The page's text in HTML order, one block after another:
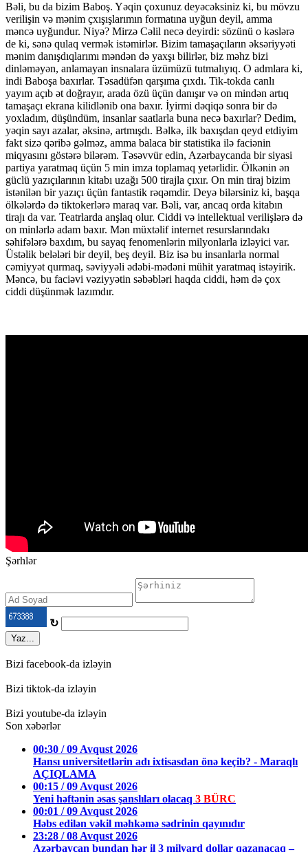
Bəli, bu da bizim Baboş. Yəqin çoxunuz deyəcəksiniz ki, bu mövzu
verilişin və mənim çxışışlarımın formatına uyğun deyil, amma
məncə uyğundur. Niyə? Mirzə Cəlil necə deyirdi: sözünü o kəslərə
de ki, sənə qulaq vermək istəmirlər. Bizim tamaşaçıların əksəriyyəti
mənim danışdıqlarımı məndən də yaxşı bilirlər, biz məhz bizi
dinləməyən, anlamayan insnalara üzümüzü tutmalıyıq. O admlara ki,
indi Baboşa baxırlar. Təsadüfən qarşıma çıxdı. Tik-tokda canlı
yayım açıb ət doğrayır, arada özü üçün danışır və on mindən artıq
tamaşaçı ekrana kilidlənib ona baxır. İyirmi dəqiqə sonra bir də
yoxladım, düşündüm, insanlar saatlarla buna necə baxırlar? Dedim,
yəqin sayı azalar, əksinə, artmışdı. Bəlkə, ilk baxışdan qeyd etdiyim
fakt sizə qəribə gəlməz, amma balaca bir statistika ilə faciənin
miqyasını göstərə bilərəm. Təsəvvür edin, Azərbaycanda bir siyasi
partiya yaratmaq üçün 5 min imza toplamaq yetərlidir. Ölkənin ən
güclü yazıçılarının kitabı uzağı 500 tirajla çıxır. On min tiraj bizim
istənilən bir yazıçı üçün fantastik rəqəmdir. Deyə bilərsiniz ki, başqa
ölkələrdə də tiktokerlərə maraq var. Bəli, var, ancaq orda kitabın
tirajı da var. Teatrlarda anşlaq olur. Ciddi və intellektual verilişlərə də
on minlərlə adam baxır. Mən müxtəlif internet resurslarındakı
səhifələrə baxdım, bu sayaq fenomenlərin milyonlarla izləyici var.
Üstəlik belələri bir deyil, beş deyil. Biz isə bu insanlarla normal
cəmiyyət qurmaq, səviyyəli ədəbi-mədəni mühit yaratmaq istəyirik.
Məncə, bu faciəvi vəziyyətin səbəbləri haqda ciddi, həm də çox
ciddi düşünmək lazımdır.
Şərhlər
↻
Yaz...
Bizi facebook-da izləyin
Bizi tiktok-da izləyin
Bizi youtube-da izləyin
Son xəbərlər
00:30 / 09 Avqust 2026
Hansı universitetlərin adı ixtisasdan önə keçib? - Maraqlı
AÇIQLAMA
00:15 / 09 Avqust 2026
Yeni həftənin əsas şanslıları olacaq 3 BÜRC
00:01 / 09 Avqust 2026
Həbs edilən vəkil məhkəmə sədrinin qayınıdır
23:28 / 08 Avqust 2026
Azərbaycan bundan hər il 3 milyard dollar qazanacaq –